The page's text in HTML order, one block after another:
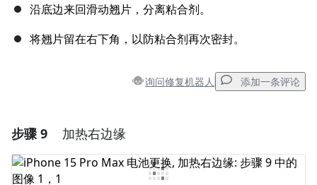
沿底边来回滑动翘片，分离粘合剂。
将翘片留在右下角，以防粘合剂再次密封。
询问修复机器人 添加一条评论
添加评论
步骤 9 加热右边缘